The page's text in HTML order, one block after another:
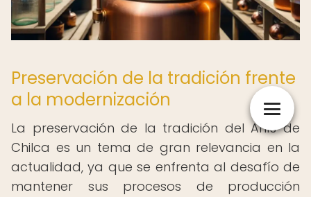
Preservación de la tradición frente
a la modernización
La preservación de la tradición del Anís de
Chilca es un tema de gran relevancia en la
actualidad, ya que se enfrenta al desafío de
mantener sus procesos de producción